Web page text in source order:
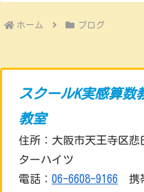
ホーム ブログ
スクールK実感算数
教室
住所：大阪市天王寺区
ターハイツ
電話： 06-6608-9166 携